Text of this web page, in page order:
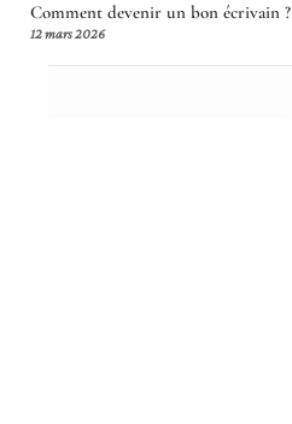
Comment devenir un bon écrivain ?
12 mars 2026